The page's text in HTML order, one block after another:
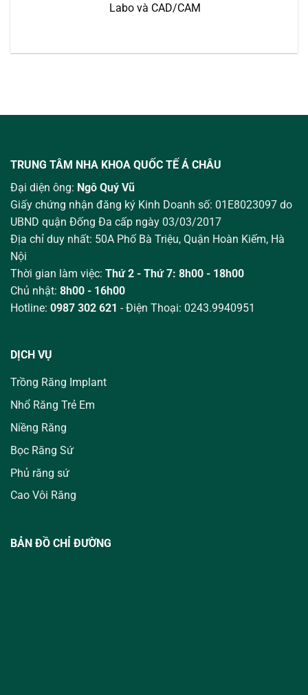
Labo và CAD/CAM
TRUNG TÂM NHA KHOA QUỐC TẾ Á CHÂU
Đại diện ông: Ngô Quý Vũ
Giấy chứng nhận đăng ký Kinh Doanh số: 01E8023097 do
UBND quận Đống Đa cấp ngày 03/03/2017
Địa chỉ duy nhất: 50A Phố Bà Triệu, Quận Hoàn Kiếm, Hà
Nội
Thời gian làm việc: Thứ 2 - Thứ 7: 8h00 - 18h00
Chủ nhật: 8h00 - 16h00
Hotline: 0987 302 621 - Điện Thoại: 0243.9940951
DỊCH VỤ
Trồng Răng Implant
Nhổ Răng Trẻ Em
Niềng Răng
Bọc Răng Sứ
Phủ răng sứ
Cao Vôi Răng
BẢN ĐỒ CHỈ ĐƯỜNG